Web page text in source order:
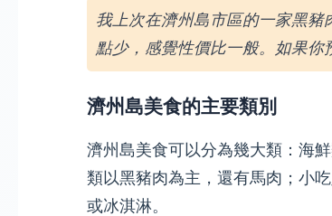
我上次在濟州島市區的一家黑
點少，感覺性價比一般。如果你
濟州島美食的主要類別
濟州島美食可以分為幾大類：海
類以黑豬肉為主，還有馬肉；小
或冰淇淋。